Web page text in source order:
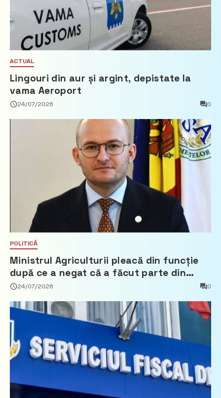
ACTUAL
Lingouri din aur și argint, depistate la
vama Aeroport
24/07/2026 0
POLITICĂ
Ministrul Agriculturii pleacă din funcție
după ce a negat că a făcut parte din
Partidul Democrat
24/07/2026 0